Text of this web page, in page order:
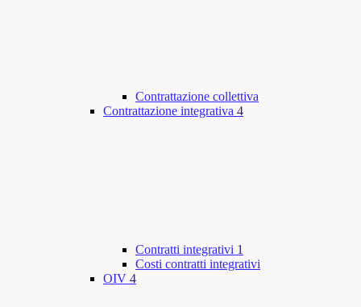
Contrattazione collettiva
Contrattazione integrativa 4
Contratti integrativi 1
Costi contratti integrativi
OIV 4